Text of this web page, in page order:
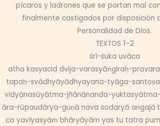
pícaros y ladrones que se portan mal
finalmente castigados por disposición
Personalidad de Dios.
TEXTOS 1–2
śrī-śuka uvāca
atha kasyacid dvija-varasyāṅgiraḥ-
tapaḥ-svādhyāyādhyayana-tyāga-
vidyānasūyātma-jñānānanda-
āra-rūpaudārya-guṇā nava sodaryā aṅgajā
ca yavīyasyāṁ bhāryāyām yas tu tatra